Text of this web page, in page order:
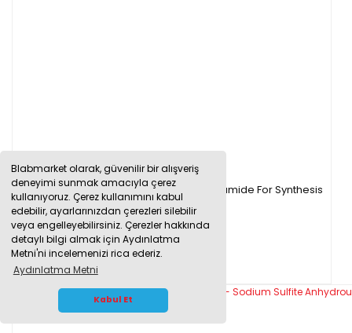
Blabmarket olarak, güvenilir bir alışveriş
deneyimi sunmak amacıyla çerez
kullanıyoruz. Çerez kullanımını kabul
edebilir, ayarlarınızdan çerezleri silebilir
veya engelleyebilirsiniz. Çerezler hakkında
detaylı bilgi almak için Aydınlatma
Metni'ni incelemenizi rica ederiz.
Aydınlatma Metni
Kabul Et
Merck 800830.1000 Akrilamid 1Kg - Acrylamide For Synthesis
4.471,25 TL
WHATSAPP İLETİŞİM